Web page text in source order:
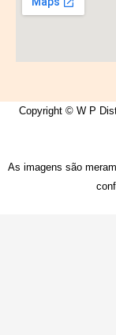
Copyright © W P
As imagens são